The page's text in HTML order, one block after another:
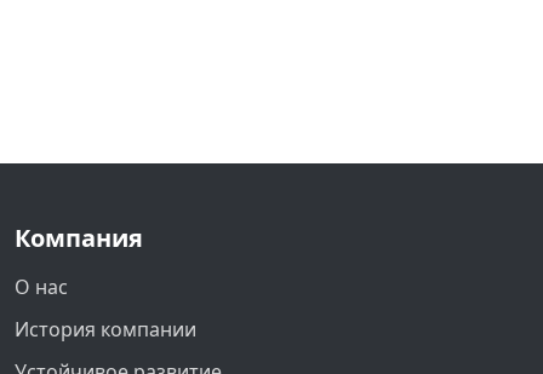
Компания
О нас
История компании